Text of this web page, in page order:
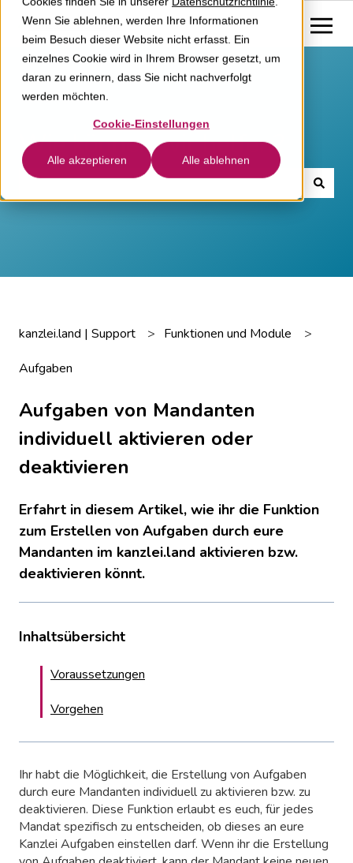
Wenn Sie ablehnen, werden Ihre Informationen
beim Besuch dieser Website nicht erfasst. Ein
einzelnes Cookie wird in Ihrem Browser gesetzt, um
daran zu erinnern, dass Sie nicht nachverfolgt
werden möchten.
Cookie-Einstellungen
Alle akzeptieren Alle ablehnen
Wie können wir helfen?
Es gibt keine Vorschläge, da das Suchfeld leer ist.
kanzlei.land | Support Funktionen und Module
Aufgaben
Aufgaben von Mandanten
individuell aktivieren oder
deaktivieren
Erfahrt in diesem Artikel, wie ihr die Funktion
zum Erstellen von Aufgaben durch eure
Mandanten im kanzlei.land aktivieren bzw.
deaktivieren könnt.
Inhaltsübersicht
Voraussetzungen
Vorgehen
Ihr habt die Möglichkeit, die Erstellung von Aufgaben
durch eure Mandanten individuell zu aktivieren bzw. zu
deaktivieren. Diese Funktion erlaubt es euch, für jedes
Mandat spezifisch zu entscheiden, ob dieses an eure
Kanzlei Aufgaben einstellen darf. Wenn ihr die Erstellung